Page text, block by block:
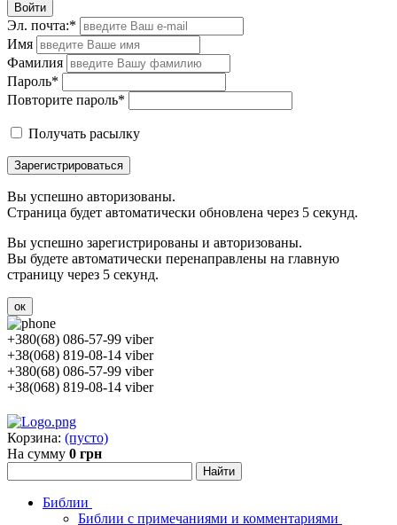
Войти
Эл. почта:*
Имя
Фамилия
Пароль*
Повторите пароль*
Получать расылку
Зарегистрироваться
Вы успешно авторизованы.
Страница будет автоматически обновлена через 5 секунд.
Вы успешно зарегистрированы и авторизованы.
Вы будете автоматически перенаправлены на главную
страницу через 5 секунд.
ок
+380(68) 086-57-99 viber
+38(068) 819-08-14 viber
+380(68) 086-57-99 viber
+38(068) 819-08-14 viber
Корзина: (пусто)
На сумму 0 грн
Библии
Библии с примечаниями и комментариями